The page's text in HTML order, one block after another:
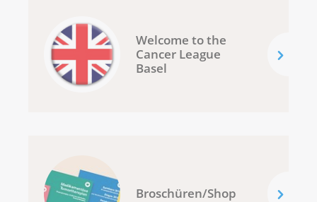
Welcome to the
Cancer League
Basel
Broschüren/Shop